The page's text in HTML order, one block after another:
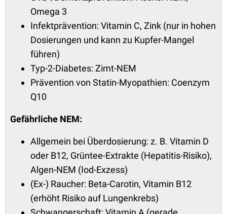
Omega 3
Infektprävention: Vitamin C, Zink (nur in hohen
Dosierungen und kann zu Kupfer-Mangel
führen)
Typ-2-Diabetes: Zimt-NEM
Prävention von Statin-Myopathien: Coenzym
Q10
Gefährliche NEM:
Allgemein bei Überdosierung: z. B. Vitamin D
oder B12, Grüntee-Extrakte (Hepatitis-Risiko),
Algen-NEM (Iod-Exzess)
(Ex-) Raucher: Beta-Carotin, Vitamin B12
(erhöht Risiko auf Lungenkrebs)